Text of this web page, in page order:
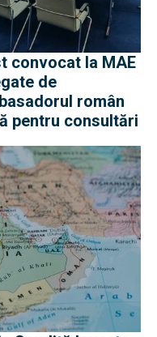
convocat la MAE
de
român
pentru consultări